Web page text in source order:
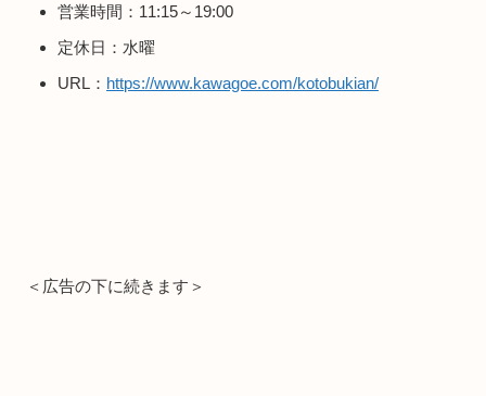
営業時間：11:15～19:00
定休日：水曜
URL： https://www.kawagoe.com/kotobukian/
＜広告の下に続きます＞